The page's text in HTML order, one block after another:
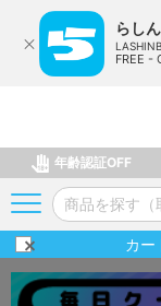
らし
FREE -
年齢認証OFF
カー